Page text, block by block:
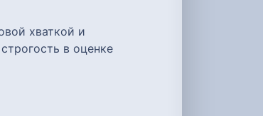
хваткой и
в оценке